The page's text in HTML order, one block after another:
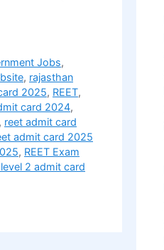
Jobs,
, rajasthan
2025, REET,
card 2024,
, reet admit card
admit card 2025
, REET Exam
2 admit card